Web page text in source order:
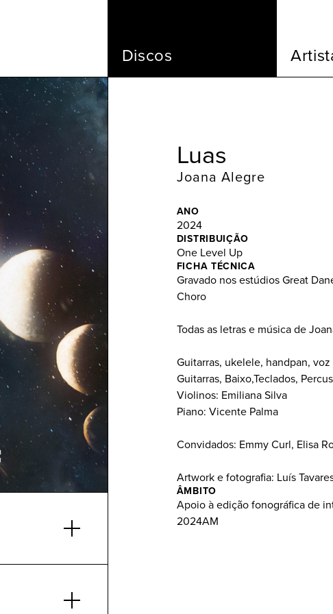
Discos
Luas
Joana Alegre
ANO
2024
DISTRIBUIÇÃO
One Level Up
FICHA TÉCNICA
Gravado nos estúdios Great
Choro
Todas as letras e música de
Guitarras, ukelele, handpan,
Guitarras, Baixo,Teclados,
Violinos: Emiliana Silva
Piano: Vicente Palma
Convidados: Emmy Curl, Elisa
Artwork e fotografia: Luís
ÂMBITO
Apoio à edição fonográfica de
2024AM